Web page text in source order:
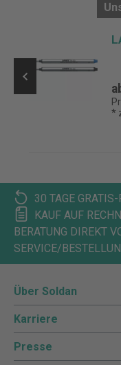
*
30 TAGE
KAUF AUF
BERATUNG DIREKT
SERVICE/
Über Soldan
Karriere
Presse